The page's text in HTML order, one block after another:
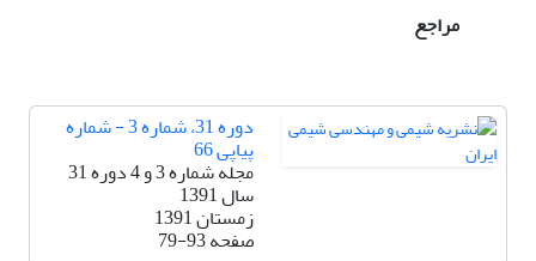
مراجع
دوره 31، شماره 3 - شماره
پیاپی 66
مجله شماره 3 و 4 دوره 31
سال 1391
زمستان 1391
صفحه79-93